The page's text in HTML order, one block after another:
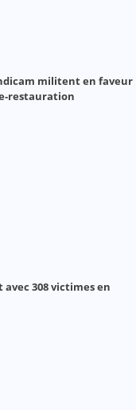
militent en faveur
restauration
308 victimes en